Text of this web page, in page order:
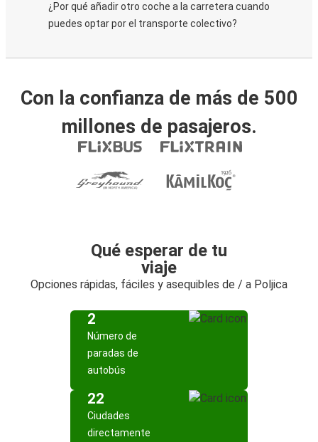
¿Por qué añadir otro coche a la carretera cuando
puedes optar por el transporte colectivo?
Con la confianza de más de 500
millones de pasajeros.
Qué esperar de tu
viaje
Opciones rápidas, fáciles y asequibles de / a Poljica
2
Número de
paradas de
autobús
22
Ciudades
directamente